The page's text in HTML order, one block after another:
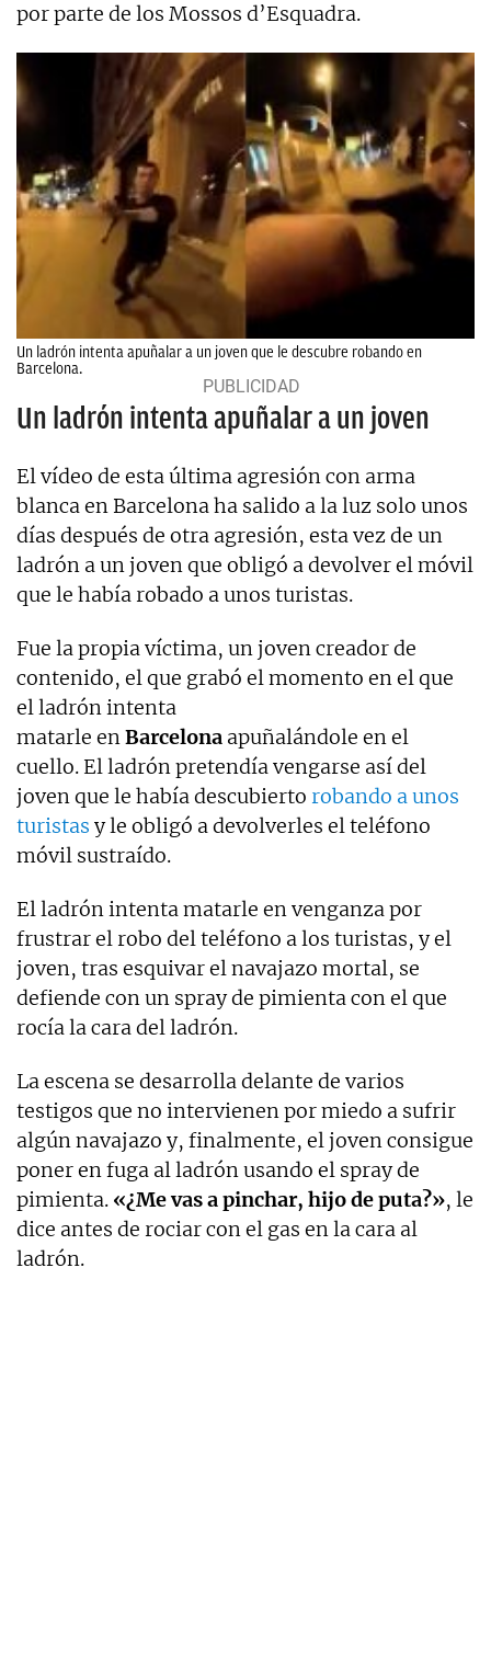
por parte de los Mossos d’Esquadra.
Un ladrón intenta apuñalar a un joven que le descubre robando en
Barcelona.
Un ladrón intenta apuñalar a un joven
El vídeo de esta última agresión con arma
blanca en Barcelona ha salido a la luz solo unos
días después de otra agresión, esta vez de un
ladrón a un joven que obligó a devolver el móvil
que le había robado a unos turistas.
Fue la propia víctima, un joven creador de
contenido, el que grabó el momento en el que
el ladrón intenta
matarle enBarcelona apuñalándole en el
cuello. El ladrón pretendía vengarse así del
joven que le había descubierto robando a unos
turistas y le obligó a devolverles el teléfono
móvil sustraído.
El ladrón intenta matarle en venganza por
frustrar el robo del teléfono a los turistas, y el
joven, tras esquivar el navajazo mortal, se
defiende con un spray de pimienta con el que
rocía la cara del ladrón.
La escena se desarrolla delante de varios
testigos que no intervienen por miedo a sufrir
algún navajazo y, finalmente, el joven consigue
poner en fuga al ladrón usando el spray de
pimienta. «¿Me vas a pinchar, hijo de puta?», le
dice antes de rociar con el gas en la cara al
ladrón.